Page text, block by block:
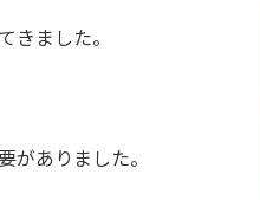
きました。
がありました。